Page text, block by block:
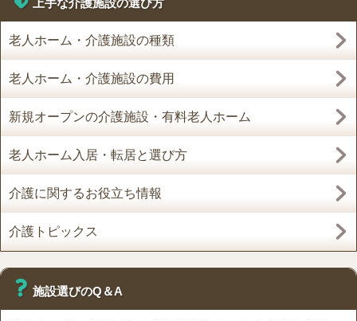
上手な介護施設の選び方
老人ホーム・介護施設の種類
老人ホーム・介護施設の費用
新規オープンの介護施設・有料老人ホーム
老人ホーム入居・転居と選び方
介護に関するお役立ち情報
介護トピックス
施設選びのQ＆A